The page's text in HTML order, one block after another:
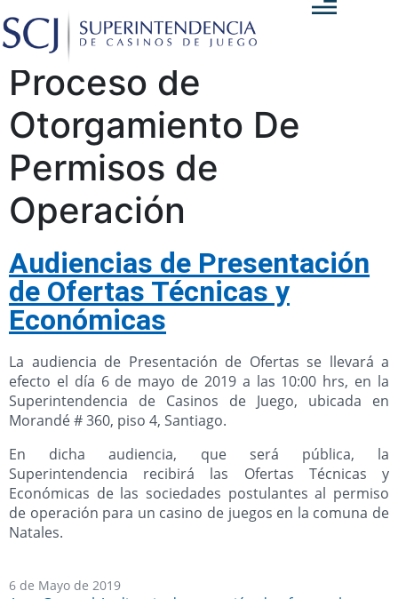
Proceso de
Otorgamiento De
Permisos de
Operación
Audiencias de Presentación
de Ofertas Técnicas y
Económicas
La audiencia de Presentación de Ofertas se llevará a
efecto el día 6 de mayo de 2019 a las 10:00 hrs, en la
Superintendencia de Casinos de Juego, ubicada en
Morandé # 360, piso 4, Santiago.
En dicha audiencia, que será pública, la
Superintendencia recibirá las Ofertas Técnicas y
Económicas de las sociedades postulantes al permiso
de operación para un casino de juegos en la comuna de
Natales.
6 de Mayo de 2019